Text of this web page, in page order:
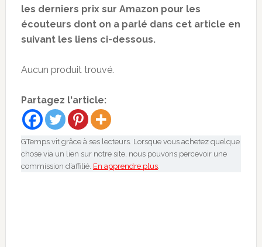
les derniers prix sur Amazon pour les
écouteurs dont on a parlé dans cet article en
suivant les liens ci-dessous.
Aucun produit trouvé.
Partagez l'article:
GTemps vit grâce à ses lecteurs. Lorsque vous achetez quelque
chose via un lien sur notre site, nous pouvons percevoir une
commission d’affilié. En apprendre plus.